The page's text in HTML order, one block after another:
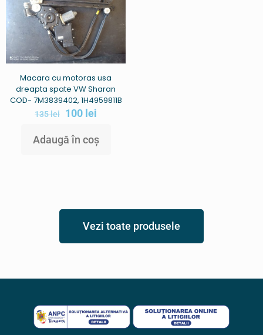
Macara cu motoras usa
dreapta spate VW Sharan
COD- 7M3839402, 1H4959811B
135lei 100 lei
Adaugă în coș
Vezi toate produsele